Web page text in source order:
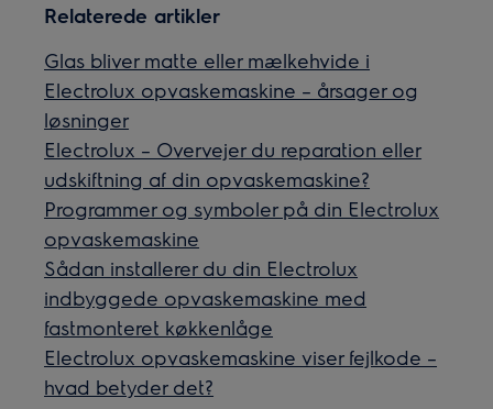
Relaterede artikler
Glas bliver matte eller mælkehvide i
Electrolux opvaskemaskine – årsager og
løsninger
Electrolux – Overvejer du reparation eller
udskiftning af din opvaskemaskine?
Programmer og symboler på din Electrolux
opvaskemaskine
Sådan installerer du din Electrolux
indbyggede opvaskemaskine med
fastmonteret køkkenlåge
Electrolux opvaskemaskine viser fejlkode –
hvad betyder det?